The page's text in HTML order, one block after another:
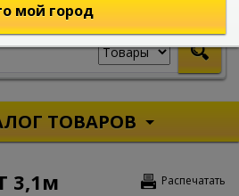
ТОВАРОВ
Распечатать
3,1м
мой город